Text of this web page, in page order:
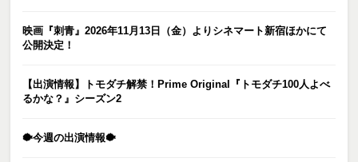
映画『刺青』2026年11月13日（金）よりシネマート新宿ほかにて
公開決定！
【出演情報】トモダチ解禁！Prime Original『トモダチ100人よべ
るかな？』シーズン2
🐡今週の出演情報🐡